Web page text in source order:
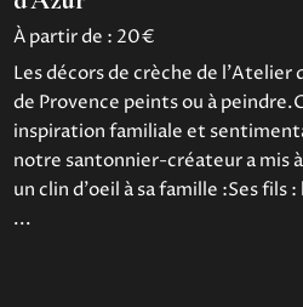
À partir de : 20€
Les décors de crèche de l'Atelier
de Provence peints ou à
inspiration familiale et
notre santonnier-créateur a mis
un clin d'oeil à sa famille :Ses fils
...